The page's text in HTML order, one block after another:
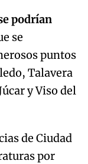
podrían
se
puntos
Talavera
y Viso del
de Ciudad
por